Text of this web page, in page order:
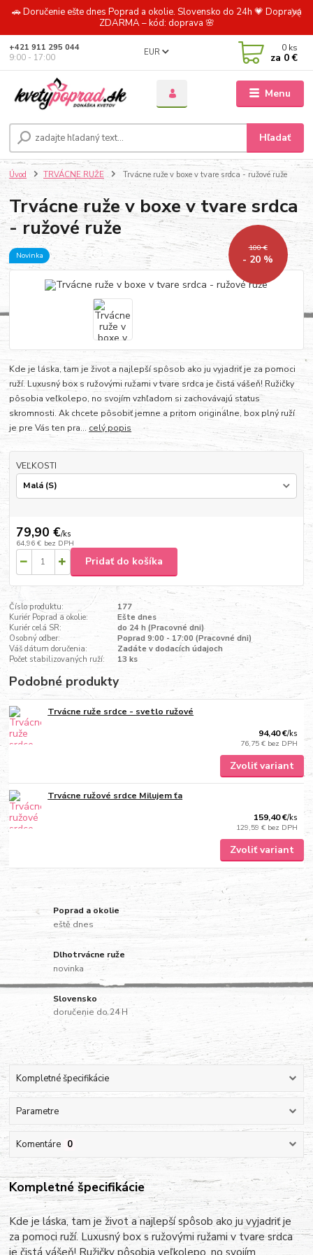
🚗 Doručenie ešte dnes Poprad a okolie. Slovensko do 24h 💗 Doprava
ZDARMA – kód: doprava 🌸
Menu
EUR
Hľadať
+421 911 295 044
9:00 - 17:00
0 ks
za 0 €
Úvod TRVÁCNE RUŽE Trvácne ruže v boxe v tvare srdca - ružové ruže
Trvácne ruže v boxe v tvare srdca
- ružové ruže
Novinka
100 €
- 20 %
Kde je láska, tam je život a najlepší spôsob ako ju vyjadriť je za pomoci
ruží. Luxusný box s ružovými ružami v tvare srdca je čistá vášeň! Ružičky
pôsobia veľkolepo, no svojím vzhľadom si zachovávajú status
skromnosti. Ak chcete pôsobiť jemne a pritom originálne, box plný ruží
je pre Vás ten pra... celý popis
VEĽKOSTI
79,90 €/ks
64,96 € bez DPH
Pridať do košíka
Číslo produktu:
177
Kuriér Poprad a okolie:
Ešte dnes
Kuriér celá SR:
do 24 h (Pracovné dni)
Osobný odber:
Poprad 9:00 - 17:00 (Pracovné dni)
Váš dátum doručenia:
Zadáte v dodacích údajoch
Počet stabilizovaných ruží:
13 ks
Podobné produkty
Trvácne ruže srdce - svetlo ružové
94,40 €/ks
76,75 € bez DPH
Zvoliť variant
Trvácne ružové srdce Milujem ťa
159,40 €/ks
129,59 € bez DPH
Zvoliť variant
Poprad a okolie
eště dnes
Dlhotrvácne ruže
novinka
Slovensko
doručenie do 24 H
Kompletné špecifikácie
Parametre
Komentáre 0
Kompletné špecifikácie
Kde je láska, tam je život a najlepší spôsob ako ju vyjadriť je
za pomoci ruží. Luxusný box s ružovými ružami v tvare srdca
je čistá vášeň! Ružičky pôsobia veľkolepo, no svojím